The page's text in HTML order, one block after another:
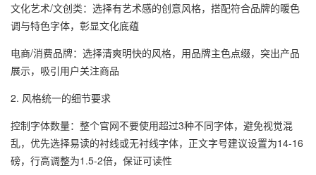
文化艺术/文创类：选择有艺术感的创意风格，搭配符合品牌的暖色
调与特色字体，彰显文化底蕴
电商/消费品牌：选择清爽明快的风格，用品牌主色点缀，突出产品
展示，吸引用户关注商品
2. 风格统一的细节要求
控制字体数量：整个官网不要使用超过3种不同字体，避免视觉混
乱，优先选择易读的衬线或无衬线字体，正文字号建议设置为14-16
磅，行高调整为1.5-2倍，保证可读性